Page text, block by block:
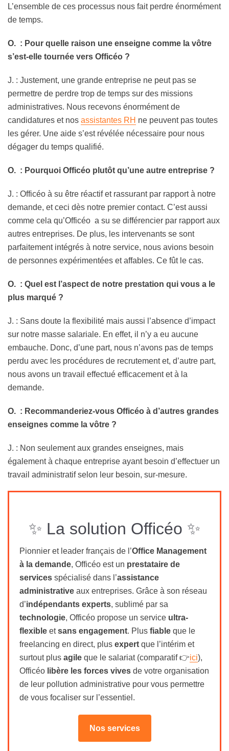
L’ensemble de ces processus nous fait perdre énormément
de temps.
O. : Pour quelle raison une enseigne comme la vôtre
s’est-elle tournée vers Officéo ?
J. : Justement, une grande entreprise ne peut pas se
permettre de perdre trop de temps sur des missions
administratives. Nous recevons énormément de
candidatures et nos assistantes RH ne peuvent pas toutes
les gérer. Une aide s’est révélée nécessaire pour nous
dégager du temps qualifié.
O. : Pourquoi Officéo plutôt qu’une autre entreprise ?
J. : Officéo à su être réactif et rassurant par rapport à notre
demande, et ceci dès notre premier contact. C’est aussi
comme cela qu’Officéo a su se différencier par rapport aux
autres entreprises. De plus, les intervenants se sont
parfaitement intégrés à notre service, nous avions besoin
de personnes expérimentées et affables. Ce fût le cas.
O. : Quel est l’aspect de notre prestation qui vous a le
plus marqué ?
J. : Sans doute la flexibilité mais aussi l’absence d’impact
sur notre masse salariale. En effet, il n’y a eu aucune
embauche. Donc, d’une part, nous n’avons pas de temps
perdu avec les procédures de recrutement et, d’autre part,
nous avons un travail effectué efficacement et à la
demande.
O. : Recommanderiez-vous Officéo à d’autres grandes
enseignes comme la vôtre ?
J. : Non seulement aux grandes enseignes, mais
également à chaque entreprise ayant besoin d’effectuer un
travail administratif selon leur besoin, sur-mesure.
✨ La solution Officéo ✨
Pionnier et leader français de l’Office Management
à la demande, Officéo est un prestataire de
services spécialisé dans l’assistance
administrative aux entreprises. Grâce à son réseau
d’indépendants experts, sublimé par sa
technologie, Officéo propose un service ultra-
flexible etsans engagement. Plus fiable que le
freelancing en direct, plus expert que l’intérim et
surtout plus agile que le salariat (comparatif 👉ici),
Officéo libère les forces vives de votre organisation
de leur pollution administrative pour vous permettre
de vous focaliser sur l’essentiel.
Nos services